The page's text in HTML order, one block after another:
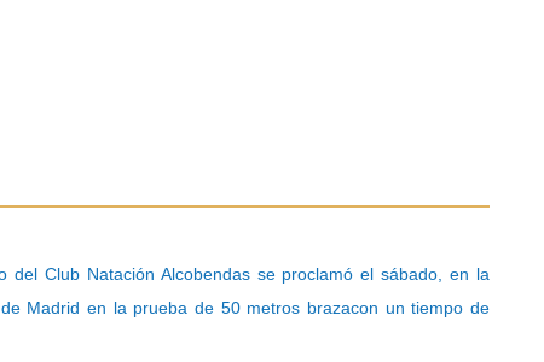
del Club Natación Alcobendas se proclamó el sábado, en la
Madrid en la prueba de 50 metros brazacon un tiempo de